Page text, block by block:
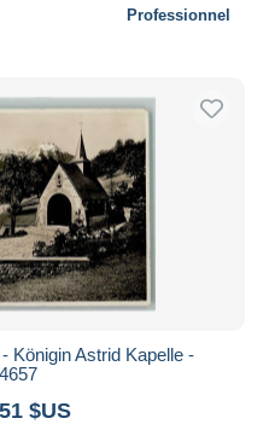
Professionnel
Königin Astrid Kapelle -
$US